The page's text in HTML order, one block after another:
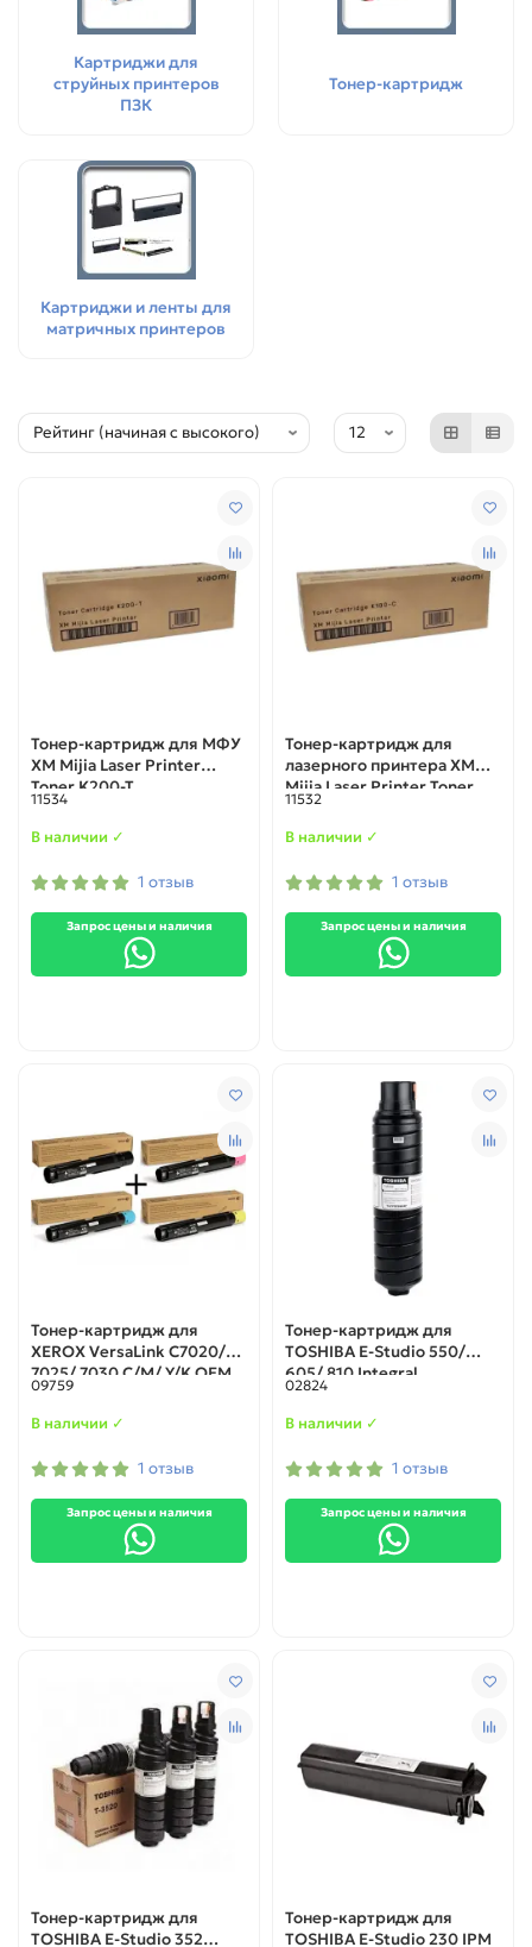
Картриджи для
струйных принтеров
ПЗК
Тонер-картридж
Картриджи и ленты для
матричных принтеров
Тонер-картридж для МФУ
XM Mijia Laser Printer
Toner K200-T
11534
В наличии ✓
1 отзыв
Запрос цены и наличия
Тонер-картридж для
лазерного принтера XM
Mijia Laser Printer Toner
Cartridge K100-C
11532
В наличии ✓
1 отзыв
Запрос цены и наличия
Тонер-картридж для
XEROX VersaLink C7020/
7025/ 7030 C/M/ Y/K OEM
TYPE 1
09759
В наличии ✓
1 отзыв
Запрос цены и наличия
Тонер-картридж для
TOSHIBA E-Studio 550/
605/ 810 Integral
02824
В наличии ✓
1 отзыв
Запрос цены и наличия
Тонер-картридж для
TOSHIBA E-Studio 352
Тонер-картридж для
TOSHIBA E-Studio 230 IPM